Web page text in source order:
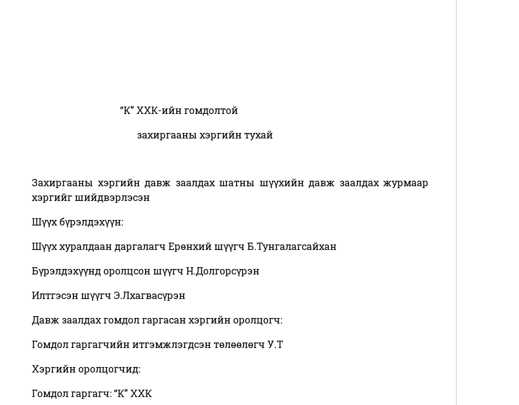
“К” ХХК-ийн гомдолтой
захиргааны хэргийн тухай
Захиргааны хэргийн давж заалдах шатны шүүхийн давж заалдах журмаар
хэргийг шийдвэрлэсэн
Шүүх бүрэлдэхүүн:
Шүүх хуралдаан даргалагч Ерөнхий шүүгч Б.Тунгалагсайхан
Бүрэлдэхүүнд оролцсон шүүгч Н.Долгорсүрэн
Илтгэсэн шүүгч Э.Лхагвасүрэн
Давж заалдах гомдол гаргасан хэргийн оролцогч:
Гомдол гаргагчийн итгэмжлэгдсэн төлөөлөгч У.Т
Хэргийн оролцогчид:
Гомдол гаргагч: “К” ХХК